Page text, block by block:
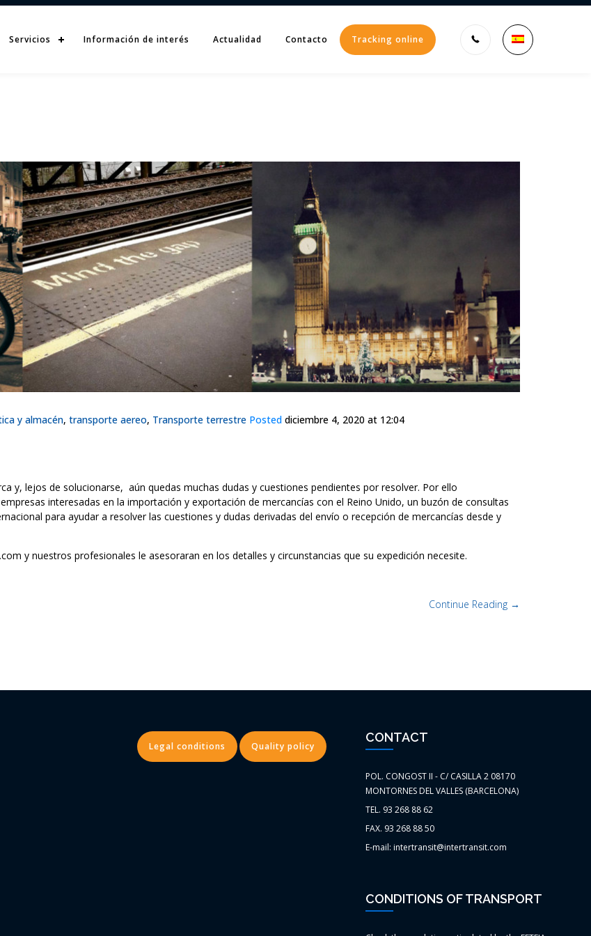
Servicios Información de interés Actualidad Contacto Tracking online
y almacén, transporte aereo, Transporte terrestre Posted diciembre 4, 2020 at 12:04
y, lejos de solucionarse, aún quedas muchas dudas y cuestiones pendientes por resolver. Por ello
interesadas en la importación y exportación de mercancías con el Reino Unido, un buzón de consultas
para ayudar a resolver las cuestiones y dudas derivadas del envío o recepción de mercancías desde y
y nuestros profesionales le asesoraran en los detalles y circunstancias que su expedición necesite.
Continue Reading →
Legal conditions Quality policy
CONTACT
POL. CONGOST II - C/ CASILLA 2 08170
MONTORNES DEL VALLES (BARCELONA)
TEL. 93 268 88 62
FAX. 93 268 88 50
E-mail: intertransit@intertransit.com
CONDITIONS OF TRANSPORT